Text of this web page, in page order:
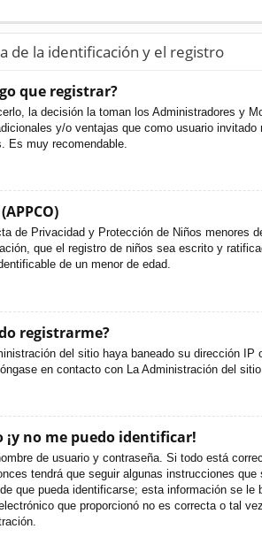
de la identificación y el registro
que registrar?
la decisión la toman los Administradores y
y/o ventajas que como usuario
Es muy recomendable.
de Privacidad y Protección de Niños menores
que el registro de niños sea escrito y
de un menor de edad.
registrarme?
del sitio haya baneado su dirección
en contacto con La Administración del sitio.
¡y no me puedo identificar!
de usuario y contraseña. Si todo está
tendrá que seguir algunas instrucciones
que pueda identificarse; esta información se
que proporcionó no es correcta o tal